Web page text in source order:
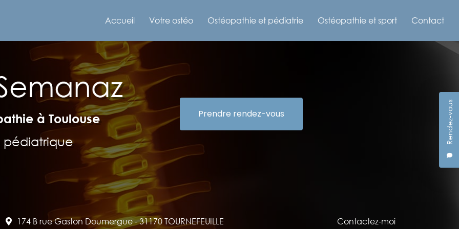
Rendez-vous
Accueil
Votre ostéo Ostéopathie et pédiatrie Ostéopathie et sport Contact
à Toulouse
pédiatrique
Prendre rendez-vous
174 B rue Gaston Doumergue -31170 TOURNEFEUILLE Contactez-moi